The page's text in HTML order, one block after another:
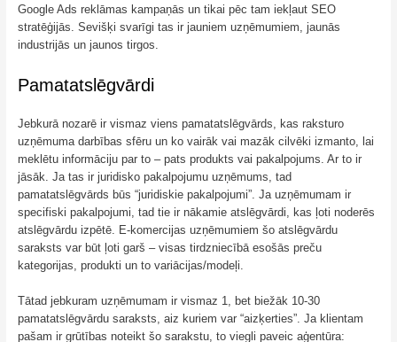
Google Ads reklāmas kampaņās un tikai pēc tam iekļaut SEO
stratēģijās. Sevišķi svarīgi tas ir jauniem uzņēmumiem, jaunās
industrijās un jaunos tirgos.
Pamatatslēgvārdi
Jebkurā nozarē ir vismaz viens pamatatslēgvārds, kas raksturo
uzņēmuma darbības sfēru un ko vairāk vai mazāk cilvēki izmanto, lai
meklētu informāciju par to – pats produkts vai pakalpojums. Ar to ir
jāsāk. Ja tas ir juridisko pakalpojumu uzņēmums, tad
pamatatslēgvārds būs “juridiskie pakalpojumi”. Ja uzņēmumam ir
specifiski pakalpojumi, tad tie ir nākamie atslēgvārdi, kas ļoti noderēs
atslēgvārdu izpētē. E-komercijas uzņēmumiem šo atslēgvārdu
saraksts var būt ļoti garš – visas tirdzniecībā esošās preču
kategorijas, produkti un to variācijas/modeļi.
Tātad jebkuram uzņēmumam ir vismaz 1, bet biežāk 10-30
pamatatslēgvārdu saraksts, aiz kuriem var “aizķerties”. Ja klientam
pašam ir grūtības noteikt šo sarakstu, to viegli paveic aģentūra: